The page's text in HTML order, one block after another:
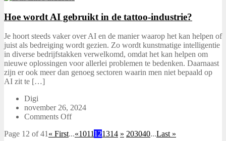
Hoe wordt AI gebruikt in de tattoo-industrie?
Je hoort steeds vaker over AI en de manier waarop het kan helpen of
juist als bedreiging wordt gezien. Zo wordt kunstmatige intelligentie
in diverse bedrijfstakken verwelkomd, omdat het kan helpen om
nieuwe oplossingen voor allerlei problemen te bedenken. Daarnaast
zijn er ook meer dan genoeg sectoren waarin men niet bepaald op
AI zit te […]
Digi
november 26, 2024
Comments Off
Page 12 of 41 « First...«1011121314 » 203040...Last »